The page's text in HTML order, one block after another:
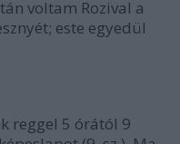
voltam Rozival a
este egyedül
reggel 5 órától 9